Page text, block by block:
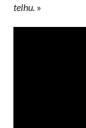
telhu. »